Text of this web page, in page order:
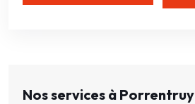
Nos services à Porrentruy